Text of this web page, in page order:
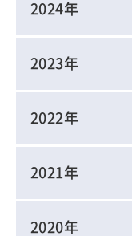
2024年
2023年
2022年
2021年
2020年